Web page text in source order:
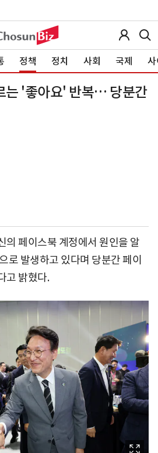
정책 정치 사회 국제 사
는 '좋아요' 반복… 당분간
의 페이스북 계정에서 원인을 알
로 발생하고 있다며 당분간 페이
고 밝혔다.